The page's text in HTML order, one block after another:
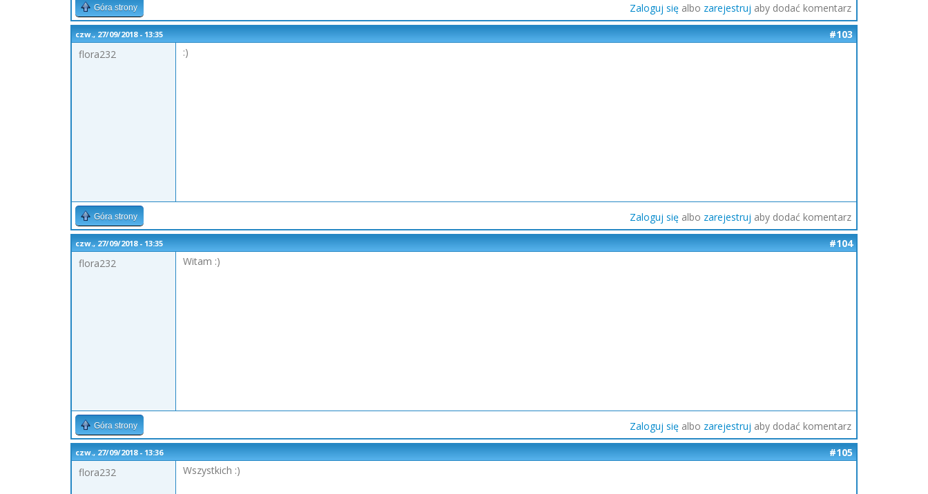
Góra strony Zaloguj się albo zarejestruj aby dodać komentarz
czw., 27/09/2018 - 13:35
#103
flora232
:)
Góra strony Zaloguj się albo zarejestruj aby dodać komentarz
czw., 27/09/2018 - 13:35
#104
flora232
Witam :)
Góra strony Zaloguj się albo zarejestruj aby dodać komentarz
czw., 27/09/2018 - 13:36
#105
flora232
Wszystkich :)